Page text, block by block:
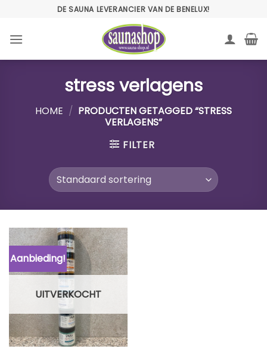
inhoud
DE SAUNA LEVERANCIER VAN DE BENELUX!
stress verlagens
HOME / PRODUCTEN GETAGGED “STRESS
VERLAGENS”
FILTER
Aanbieding!
UITVERKOCHT